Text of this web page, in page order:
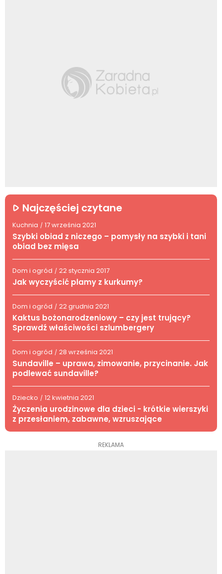
Najczęściej czytane
Kuchnia / 17 września 2021
Szybki obiad z niczego – pomysły na szybki i tani
obiad bez mięsa
Dom i ogród / 22 stycznia 2017
Jak wyczyścić plamy z kurkumy?
Dom i ogród / 22 grudnia 2021
Kaktus bożonarodzeniowy – czy jest trujący?
Sprawdź właściwości szlumbergery
Dom i ogród / 28 września 2021
Sundaville – uprawa, zimowanie, przycinanie. Jak
podlewać sundaville?
Dziecko / 12 kwietnia 2021
Życzenia urodzinowe dla dzieci - krótkie wierszyki
z przesłaniem, zabawne, wzruszające
REKLAMA